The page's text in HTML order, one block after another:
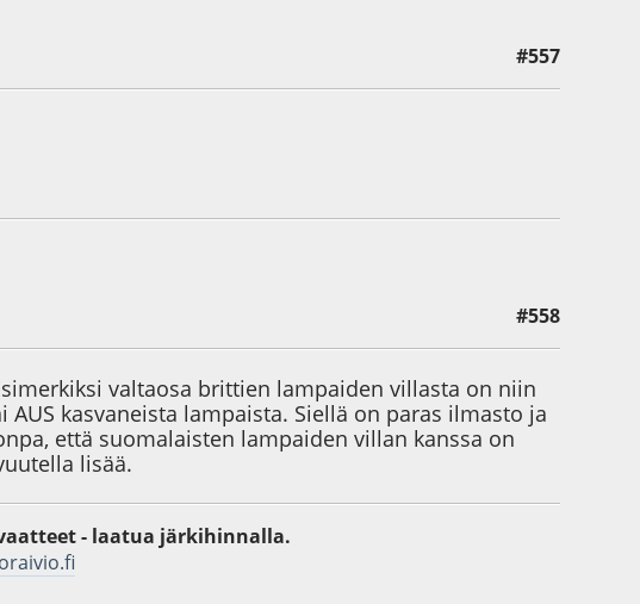
#557
#558
valtaosa brittien lampaiden villasta on niin
kasvaneista lampaista. Siellä on paras ilmasto ja
että suomalaisten lampaiden villan kanssa on
lisää.
- laatua järkihinnalla.